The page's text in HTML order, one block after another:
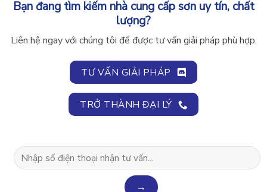
Bạn đang tìm kiếm nhà cung cấp sơn uy tín, chất
lượng?
Liên hệ ngay với chúng tôi để được tư vấn giải pháp phù hợp.
TƯ VẤN GIẢI PHÁP
TRỞ THÀNH ĐẠI LÝ